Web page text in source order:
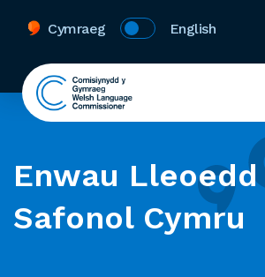
Cymraeg English
Enwau Lleoedd
Safonol Cymru